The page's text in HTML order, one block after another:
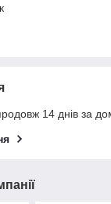
14 днів за